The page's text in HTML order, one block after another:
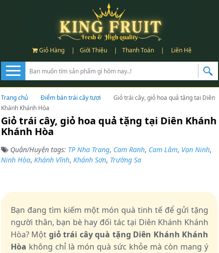
Giỏ Hàng | Giới Thiệu | Thanh Toán | Liên Hệ
Trang chủ Điểm bán trái cây tươi
Giỏ trái cây, giỏ hoa quả tặng tại Diên
Khánh Khánh Hòa
Giỏ trái cây, giỏ hoa quả tặng tại Diên Khánh
Khánh Hòa
Quận/Huyện tags: TP Nha Trang, Cam Ranh, Cam Lâm, Vạn Ninh,
Ninh Hòa, Khánh Vĩnh, Khánh Sơn, Trường Sa
Bạn đang tìm kiếm một món quà tinh tế để gửi tặng
người thân, bạn bè hay đối tác tại Diên Khánh Khánh
Hòa? Một giỏ trái cây quà tặng Diên Khánh Khánh
Hòa không chỉ là món quà sức khỏe mà còn mang ý